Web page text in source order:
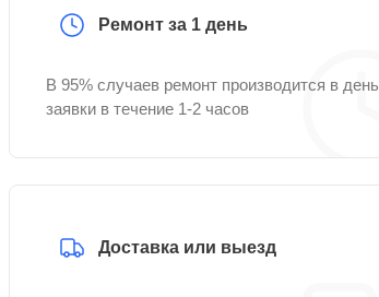
Ремонт за 1 день
В 95% случаев ремонт производится в день
заявки в течение 1-2 часов
Доставка или выезд